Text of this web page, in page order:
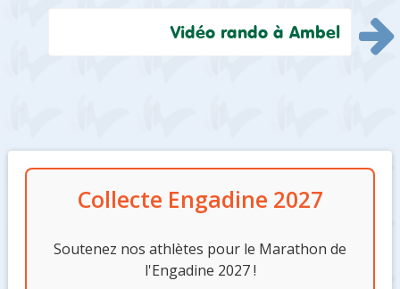
k
l’article
Vidéo rando à Ambel
Colonne
latéraleCollecte Engadine 2027
Soutenez nos athlètes pour le Marathon de
l'Engadine 2027 !